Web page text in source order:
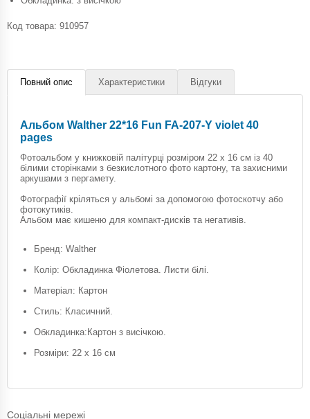
Код товара: 910957
Повний опис Характеристики Відгуки
Альбом Walther 22*16 Fun FA-207-Y violet 40
pages
Фотоальбом у книжковій палітурці розміром 22 x 16 см із 40
білими сторінками з безкислотного фото картону, та захисними
аркушами з пергамету.
Фотографії кріляться у альбомі за допомогою фотоскотчу або
фотокутиків.
Альбом має кишеню для компакт-дисків та негативів.
Бренд: Walther
Колір: Обкладинка Фіолетова. Листи білі.
Матеріал: Картон
Стиль: Класичний.
Обкладинка:Картон з висічкою.
Розміри: 22 х 16 см
Соціальні мережі